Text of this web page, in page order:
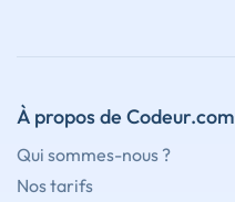
À propos de Codeur.com
Qui sommes-nous ?
Nos tarifs